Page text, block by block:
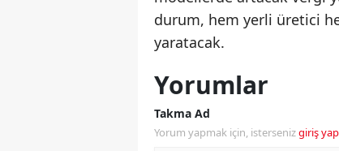
durum, hem yerli üretici
yaratacak.
Yorumlar
Takma Ad
Yorum yapmak için, istersenizgiriş